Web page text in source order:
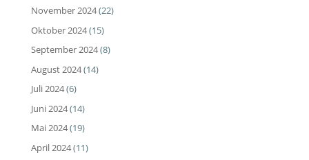
November 2024(22)
Oktober 2024(15)
September 2024(8)
August 2024(14)
Juli 2024(6)
Juni 2024(14)
Mai 2024(19)
April 2024(11)